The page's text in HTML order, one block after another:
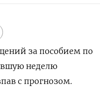
за пособием по
неделю
с прогнозом.